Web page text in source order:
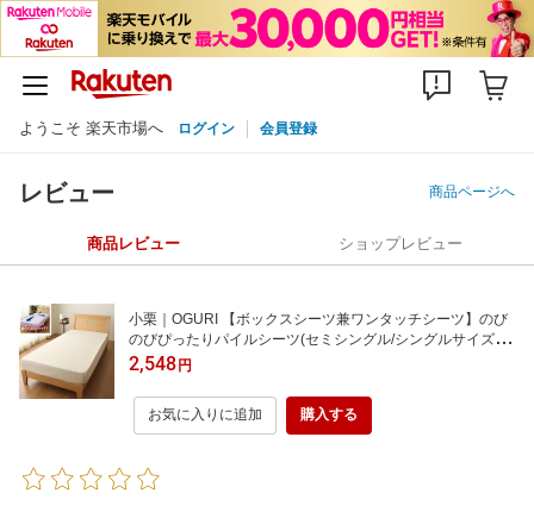
ようこそ 楽天市場へ ログイン 会員登録
レビュー 商品ページへ
商品レビュー ショップレビュー
小栗｜OGURI 【ボックスシーツ兼ワンタッチシーツ】のび
のびぴったりパイルシーツ(セミシングル/シングルサイズ兼
用/アイボリー)
2,548円
お気に入りに追加 購入する